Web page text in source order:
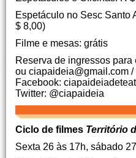
Espetáculo no Sesc Santo
$ 8,00)
Filme e mesas: grátis
Reserva de ingressos
ou ciapaideia@gmail.com
Facebook:
Twitter: @ciapaideia
Ciclo de filmes Território
Sexta 26 às 17h, sábado